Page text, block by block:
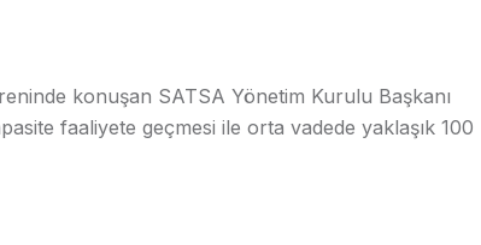
konuşan SATSA Yönetim Kurulu Başkanı
faaliyete geçmesi ile orta vadede yaklaşık 100